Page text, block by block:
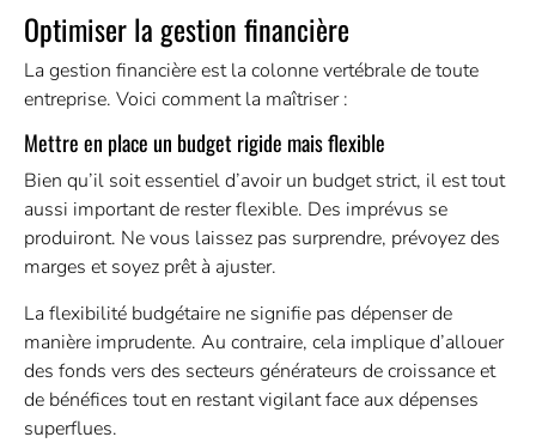
Optimiser la gestion financière
La gestion financière est la colonne vertébrale de toute
entreprise. Voici comment la maîtriser :
Mettre en place un budget rigide mais flexible
Bien qu’il soit essentiel d’avoir un budget strict, il est tout
aussi important de rester flexible. Des imprévus se
produiront. Ne vous laissez pas surprendre, prévoyez des
marges et soyez prêt à ajuster.
La flexibilité budgétaire ne signifie pas dépenser de
manière imprudente. Au contraire, cela implique d’allouer
des fonds vers des secteurs générateurs de croissance et
de bénéfices tout en restant vigilant face aux dépenses
superflues.